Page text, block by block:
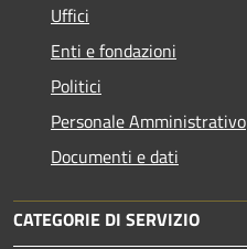
Uffici
Enti e fondazioni
Politici
Personale Amministrativo
Documenti e dati
CATEGORIE DI SERVIZIO